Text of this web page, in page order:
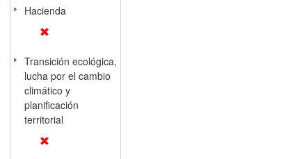
Hacienda
Transición ecológica,
lucha por el cambio
climático y
planificación
territorial